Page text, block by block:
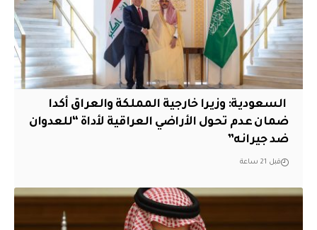
‏ السعودية: وزيرا خارجية المملكة والعراق أكدا
ضمان عدم تحول الأراضي العراقية لأداة “للعدوان
ضد جيرانه”
قبل 21 ساعة